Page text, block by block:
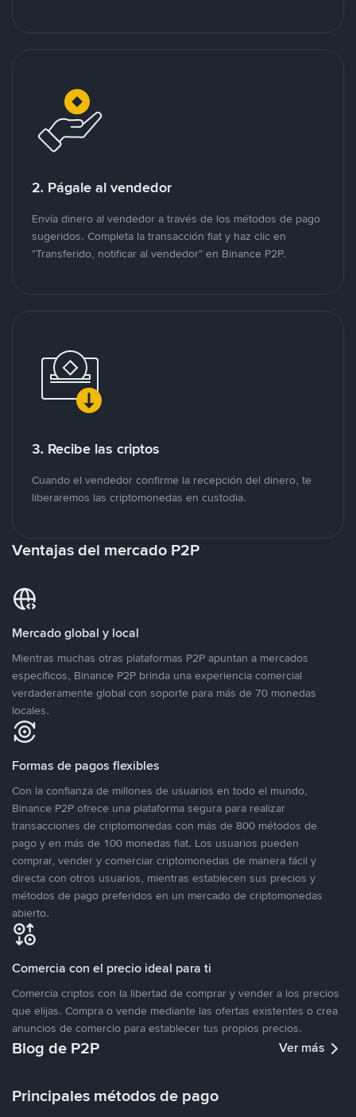
2. Págale al vendedor
Envía dinero al vendedor a través de los métodos de pago
sugeridos. Completa la transacción fiat y haz clic en
"Transferido, notificar al vendedor" en Binance P2P.
3. Recibe las criptos
Cuando el vendedor confirme la recepción del dinero, te
liberaremos las criptomonedas en custodia.
Ventajas del mercado P2P
Mercado global y local
Mientras muchas otras plataformas P2P apuntan a mercados
específicos, Binance P2P brinda una experiencia comercial
verdaderamente global con soporte para más de 70 monedas
locales.
Formas de pagos flexibles
Con la confianza de millones de usuarios en todo el mundo,
Binance P2P ofrece una plataforma segura para realizar
transacciones de criptomonedas con más de 800 métodos de
pago y en más de 100 monedas fiat. Los usuarios pueden
comprar, vender y comerciar criptomonedas de manera fácil y
directa con otros usuarios, mientras establecen sus precios y
métodos de pago preferidos en un mercado de criptomonedas
abierto.
Comercia con el precio ideal para ti
Comercia criptos con la libertad de comprar y vender a los precios
que elijas. Compra o vende mediante las ofertas existentes o crea
anuncios de comercio para establecer tus propios precios.
Blog de P2P Ver más
Principales métodos de pago